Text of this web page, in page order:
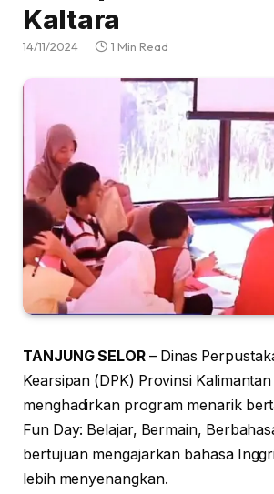
Kaltara
14/11/2024 1 Min Read
TANJUNG SELOR– Dinas
Kearsipan (DPK) Provinsi
menghadirkan program menarik
Fun Day: Belajar, Bermain,
bertujuan mengajarkan bahasa
lebih menyenangkan.